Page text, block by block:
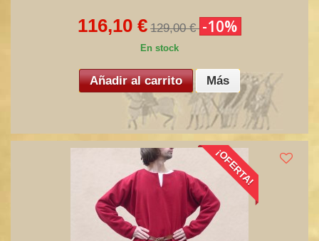
116,10 € 129,00 € -10%
En stock
Añadir al carrito Más
¡OFERTA!